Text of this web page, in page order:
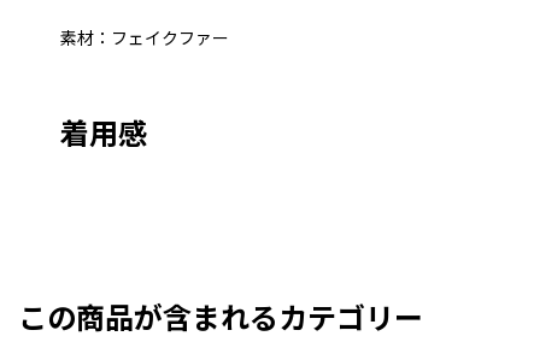
素材：フェイクファー
着用感
この商品が含まれるカテゴリー